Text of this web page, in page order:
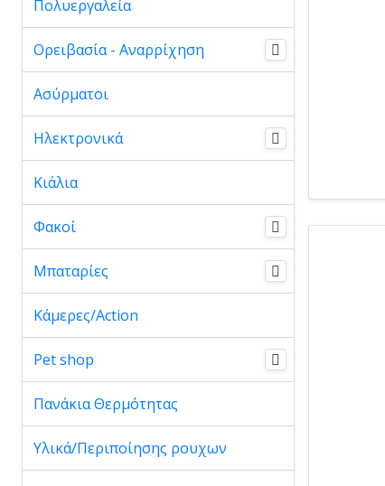
Πολυεργαλεία
Ορειβασία - Αναρρίχηση
Ασύρματοι
Ηλεκτρονικά
Κιάλια
Φακοί
Μπαταρίες
Κάμερες/Action
Pet shop
Πανάκια Θερμότητας
Υλικά/Περιποίησης ρουχων